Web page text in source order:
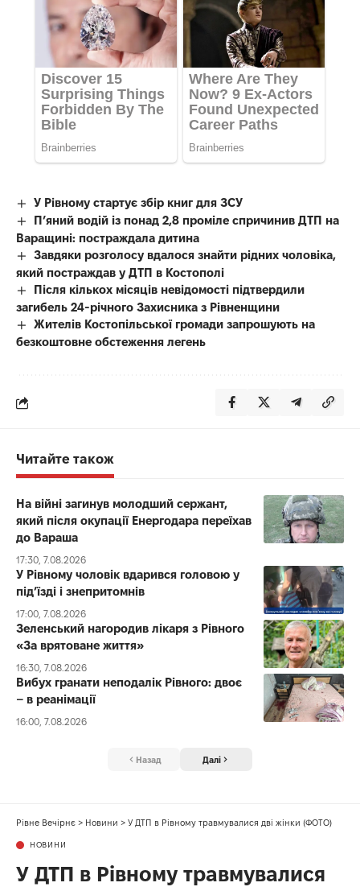
У Рівному стартує збір книг для ЗСУ
П’яний водій із понад 2,8 проміле спричинив ДТП на
Варащині: постраждала дитина
Завдяки розголосу вдалося знайти рідних чоловіка,
який постраждав у ДТП в Костополі
Після кількох місяців невідомості підтвердили
загибель 24-річного Захисника з Рівненщини
Жителів Костопільської громади запрошують на
безкоштовне обстеження легень
Читайте також
На війні загинув молодший сержант,
який після окупації Енергодара переїхав
до Вараша
17:30, 7.08.2026
У Рівному чоловік вдарився головою у
під’їзді і знепритомнів
17:00, 7.08.2026
Зеленський нагородив лікаря з Рівного
«За врятоване життя»
16:30, 7.08.2026
Вибух гранати неподалік Рівного: двоє
– в реанімації
16:00, 7.08.2026
Назад Далі
Рівне Вечірнє > Новини > У ДТП в Рівному травмувалися дві жінки (ФОТО)
НОВИНИ
У ДТП в Рівному травмувалися